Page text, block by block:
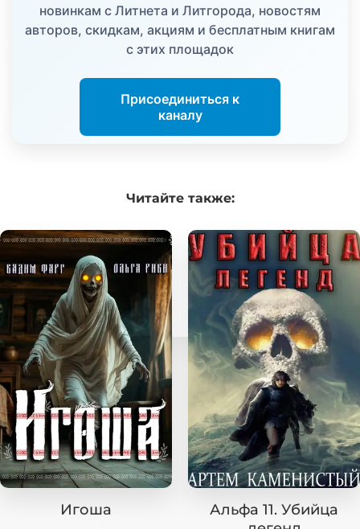
новинкам с Литнета и Литгорода, новостям
авторов, скидкам, акциям и бесплатным книгам
с этих площадок
Присоединиться к
каналу
Читайтетакже:
Игоша
Альфа 11. Убийца